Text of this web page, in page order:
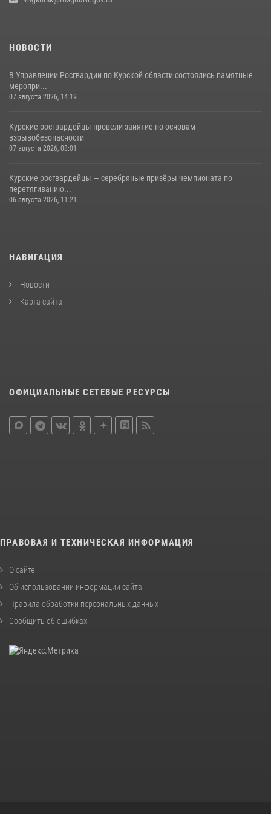
НОВОСТИ
В Управлении Росгвардии по Курской области состоялись памятные
меропри...
07 августа 2026, 14:19
Курские росгвардейцы провели занятие по основам
взрывобезопасности
07 августа 2026, 08:01
Курские росгвардейцы — серебряные призёры чемпионата по
перетягиванию...
06 августа 2026, 11:21
НАВИГАЦИЯ
Новости
Карта сайта
ОФИЦИАЛЬНЫЕ СЕТЕВЫЕ РЕСУРСЫ
ПРАВОВАЯ И ТЕХНИЧЕСКАЯ ИНФОРМАЦИЯ
О сайте
Об использовании информации сайта
Правила обработки персональных данных
Сообщить об ошибках